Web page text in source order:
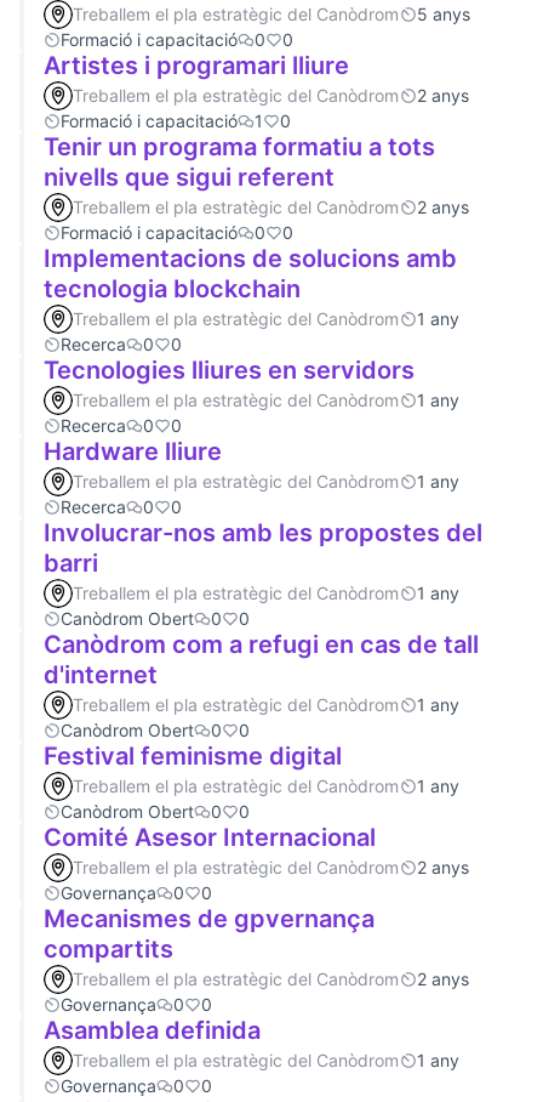
Treballem el pla estratègic del Canòdrom
5 anys
Formació i capacitació
0 0
Artistes i programari lliure
Treballem el pla estratègic del Canòdrom
2 anys
Formació i capacitació
1 0
Tenir un programa formatiu a tots
nivells que sigui referent
Treballem el pla estratègic del Canòdrom
2 anys
Formació i capacitació
0 0
Implementacions de solucions amb
tecnologia blockchain
Treballem el pla estratègic del Canòdrom
1 any
Recerca
0 0
Tecnologies lliures en servidors
Treballem el pla estratègic del Canòdrom
1 any
Recerca
0 0
Hardware lliure
Treballem el pla estratègic del Canòdrom
1 any
Recerca
0 0
Involucrar-nos amb les propostes del
barri
Treballem el pla estratègic del Canòdrom
1 any
Canòdrom Obert
0 0
Canòdrom com a refugi en cas de tall
d'internet
Treballem el pla estratègic del Canòdrom
1 any
Canòdrom Obert
0 0
Festival feminisme digital
Treballem el pla estratègic del Canòdrom
1 any
Canòdrom Obert
0 0
Comité Asesor Internacional
Treballem el pla estratègic del Canòdrom
2 anys
Governança
0 0
Mecanismes de gpvernança
compartits
Treballem el pla estratègic del Canòdrom
2 anys
Governança
0 0
Asamblea definida
Treballem el pla estratègic del Canòdrom
1 any
Governança
0 0